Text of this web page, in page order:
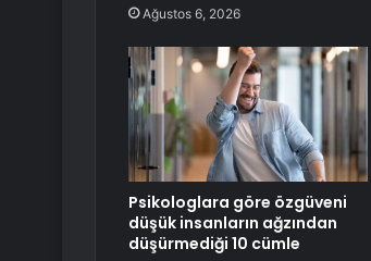
Ağustos 6, 2026
Psikologlara göre özgüveni
düşük insanların ağzından
düşürmediği 10 cümle